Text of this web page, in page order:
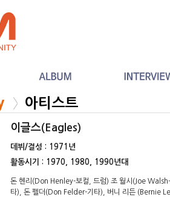
아티스트
이글스(Eagles)
데뷔/결성 : 1971년
활동시기 : 1970, 1980, 1990년대
돈 헨리(Don Henley-보컬, 드럼) 조 월시(Joe
타), 돈 펠더(Don Felder-기타), 버니 리든 (Bernie